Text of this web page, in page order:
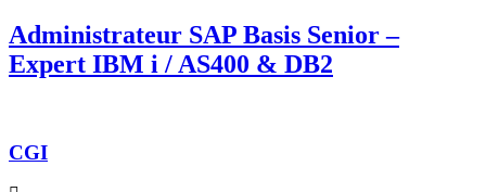
Administrateur SAP Basis Senior –
Expert IBM i / AS400 & DB2
CGI